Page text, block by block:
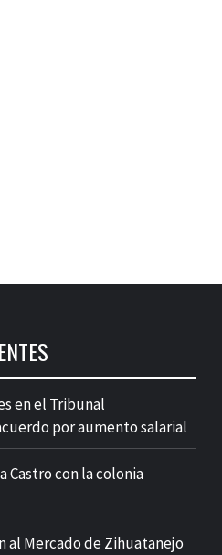
en el Tribunal
por aumento salarial
Castro con la colonia
al Mercado de Zihuatanejo